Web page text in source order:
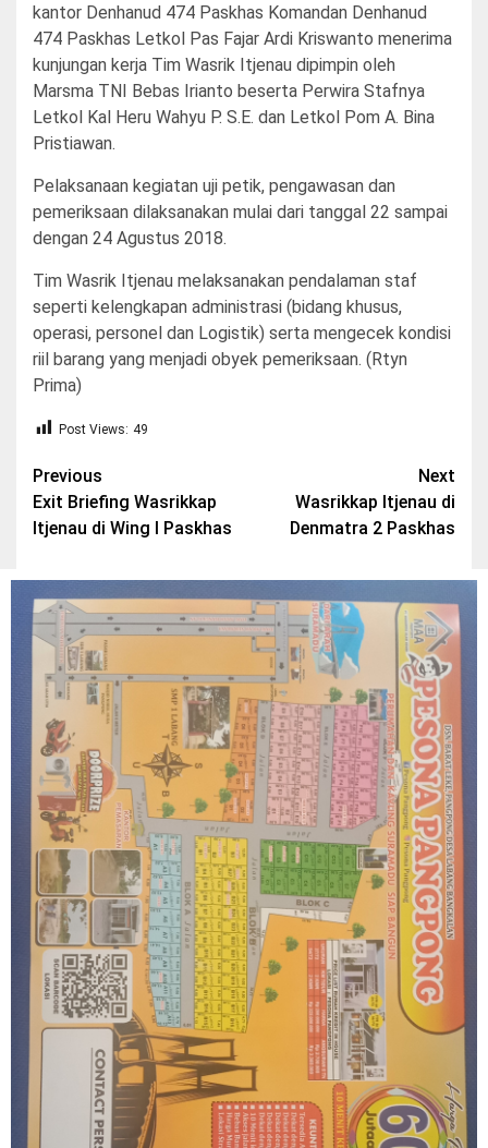
kantor Denhanud 474 Paskhas Komandan Denhanud
474 Paskhas Letkol Pas Fajar Ardi Kriswanto menerima
kunjungan kerja Tim Wasrik Itjenau dipimpin oleh
Marsma TNI Bebas Irianto beserta Perwira Stafnya
Letkol Kal Heru Wahyu P. S.E. dan Letkol Pom A. Bina
Pristiawan.
Pelaksanaan kegiatan uji petik, pengawasan dan
pemeriksaan dilaksanakan mulai dari tanggal 22 sampai
dengan 24 Agustus 2018.
Tim Wasrik Itjenau melaksanakan pendalaman staf
seperti kelengkapan administrasi (bidang khusus,
operasi, personel dan Logistik) serta mengecek kondisi
riil barang yang menjadi obyek pemeriksaan. (Rtyn
Prima)
Post Views: 49
Post
navigation
Previous
Exit Briefing Wasrikkap
Itjenau di Wing I Paskhas
Next
Wasrikkap Itjenau di
Denmatra 2 Paskhas